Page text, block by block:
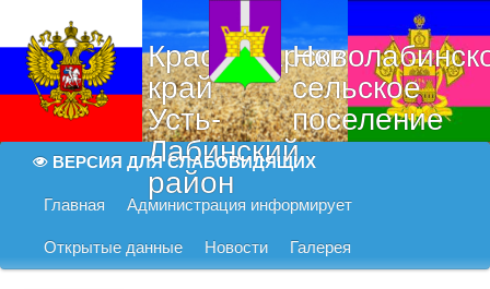
Краснодарский
край
Усть-
Лабинский
район
сельское
поселение
ВЕРСИЯ ДЛЯ СЛАБОВИДЯЩИХ
Главная Администрация информирует
Открытые данные Новости Галерея